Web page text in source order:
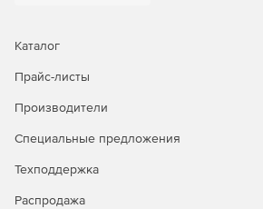
алгоритму ГОСТ 28147-89
носителям информации, их утери
диске или на съемном носителе.
аппаратных идентификаторов для
Каталог
Прайс-листы
Производители
Специальные предложения
Техподдержка
Распродажа